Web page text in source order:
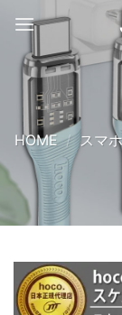
HOME / スマ